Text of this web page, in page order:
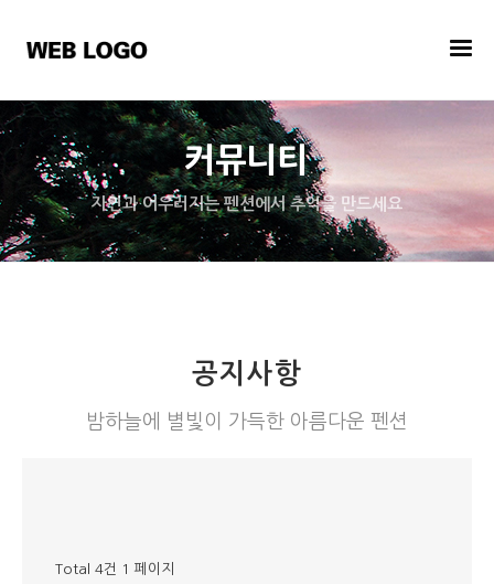
커뮤니티
자연과 어우러지는 펜션에서 추억을 만드세요
공지사항
밤하늘에 별빛이 가득한 아름다운 펜션
Total 4건 1 페이지